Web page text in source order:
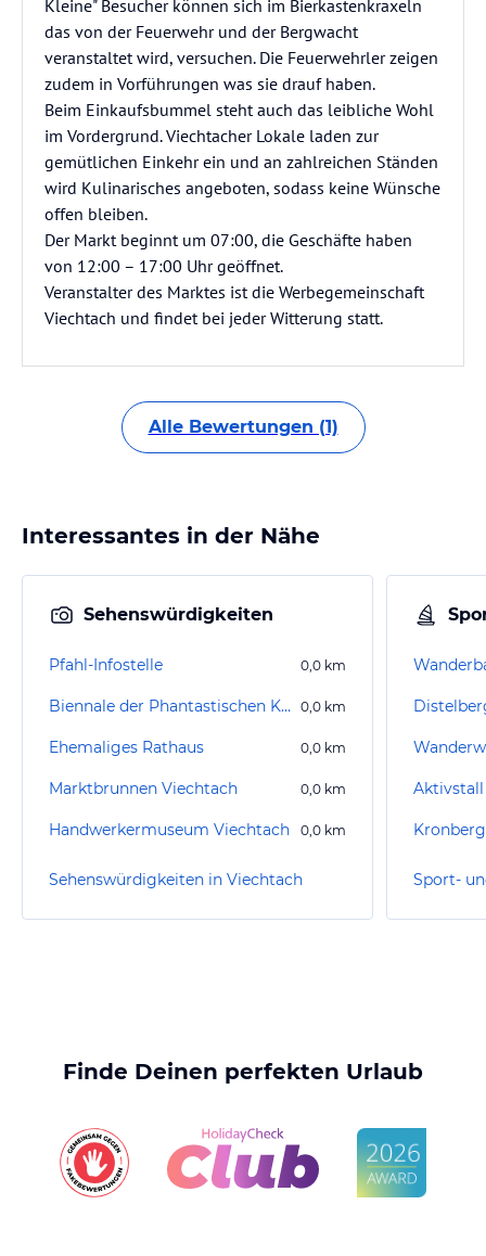
Kleine" Besucher können sich im Bierkastenkraxeln
das von der Feuerwehr und der Bergwacht
veranstaltet wird, versuchen. Die Feuerwehrler zeigen
zudem in Vorführungen was sie drauf haben.
Beim Einkaufsbummel steht auch das leibliche Wohl
im Vordergrund. Viechtacher Lokale laden zur
gemütlichen Einkehr ein und an zahlreichen Ständen
wird Kulinarisches angeboten, sodass keine Wünsche
offen bleiben.
Der Markt beginnt um 07:00, die Geschäfte haben
von 12:00 – 17:00 Uhr geöffnet.
Veranstalter des Marktes ist die Werbegemeinschaft
Viechtach und findet bei jeder Witterung statt.
Alle Bewertungen (1)
Interessantes in der Nähe
Sehenswürdigkeiten
Pfahl-Infostelle 0,0 km
Biennale der Phantastischen Kunst 0,0 km
Ehemaliges Rathaus 0,0 km
Marktbrunnen Viechtach 0,0 km
Handwerkermuseum Viechtach 0,0 km
Sehenswürdigkeiten in Viechtach
Finde Deinen perfekten Urlaub